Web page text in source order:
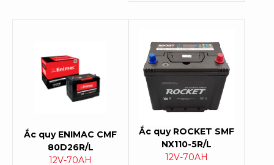
Ắc quy ENIMAC CMF
80D26R/L
12V-70AH
Ắc quy ROCKET SMF
NX110-5R/L
12V-70AH